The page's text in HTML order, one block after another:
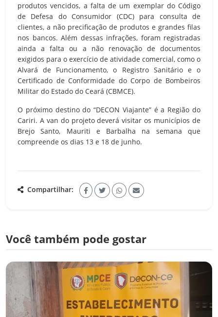
produtos vencidos, a falta de um exemplar do Código
de Defesa do Consumidor (CDC) para consulta de
clientes, a não precificação de produtos e grandes filas
nos bancos. Além dessas infrações, foram registradas
ainda a falta ou a não renovação de documentos
exigidos para o exercício de atividade comercial, como o
Alvará de Funcionamento, o Registro Sanitário e o
Certificado de Conformidade do Corpo de Bombeiros
Militar do Estado do Ceará (CBMCE).
O próximo destino do “DECON Viajante” é a Região do
Cariri. A van do projeto deverá visitar os municípios de
Brejo Santo, Mauriti e Barbalha na semana que
compreende os dias 13 e 18 de junho.
Compartilhar:
Você também pode gostar